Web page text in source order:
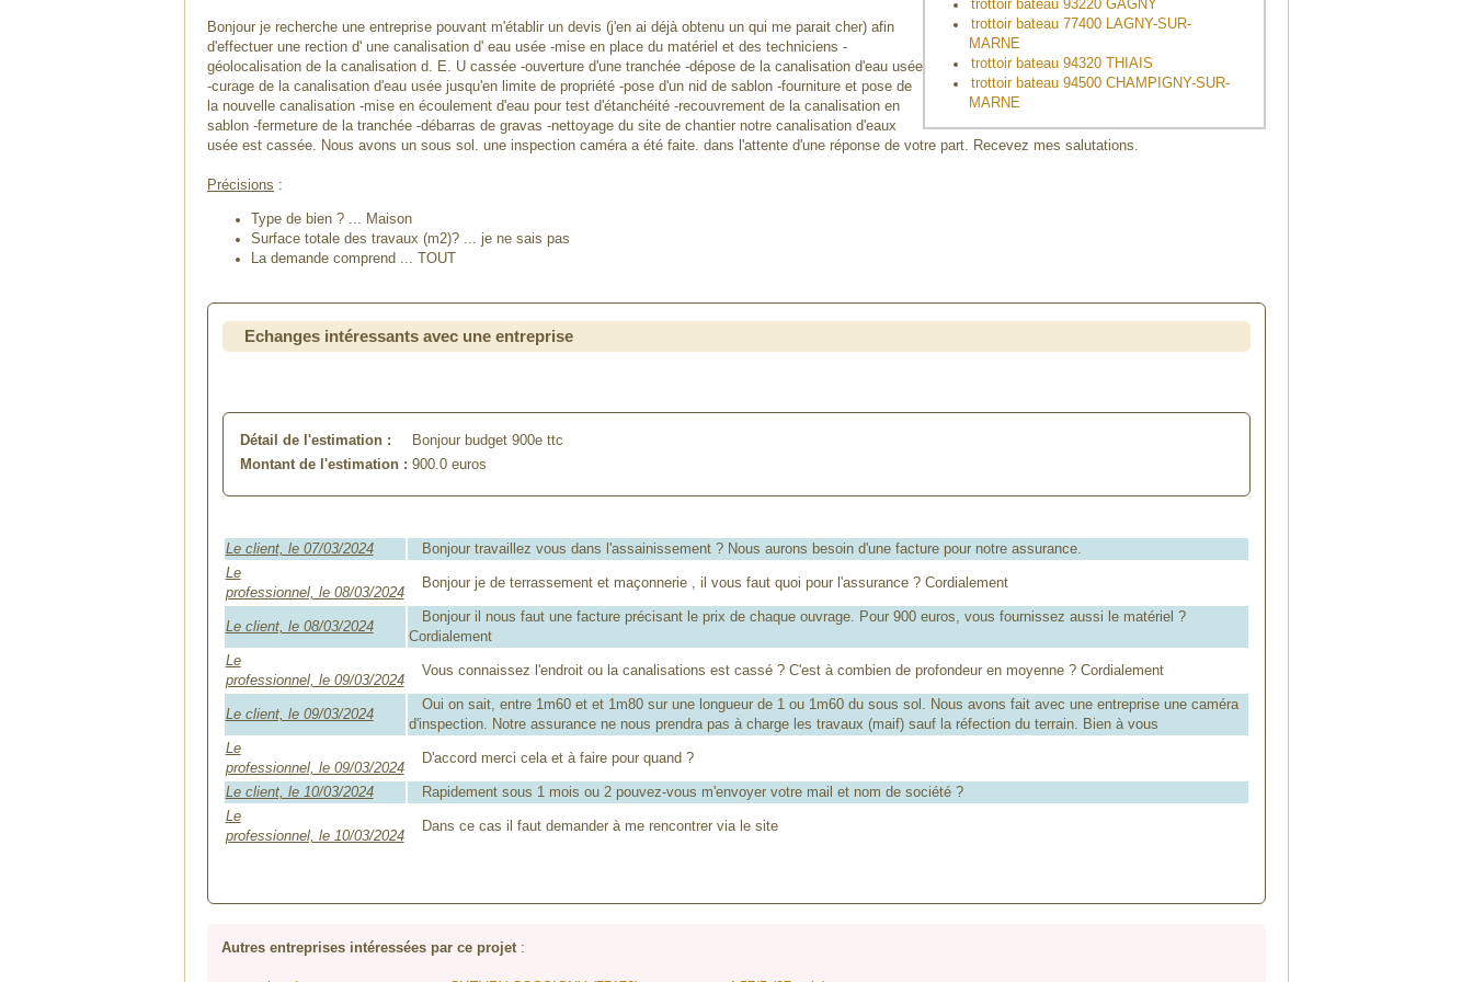
trottoir bateau 93220 GAGNY
trottoir bateau 77400 LAGNY-SUR-
MARNE
trottoir bateau 94320 THIAIS
trottoir bateau 94500 CHAMPIGNY-SUR-
MARNE
Bonjour je recherche une entreprise pouvant m'établir un devis (j'en ai déjà obtenu un qui me parait cher) afin
d'effectuer une rection d' une canalisation d' eau usée -mise en place du matériel et des techniciens -
géolocalisation de la canalisation d. E. U cassée -ouverture d'une tranchée -dépose de la canalisation d'eau usée
-curage de la canalisation d'eau usée jusqu'en limite de propriété -pose d'un nid de sablon -fourniture et pose de
la nouvelle canalisation -mise en écoulement d'eau pour test d'étanchéité -recouvrement de la canalisation en
sablon -fermeture de la tranchée -débarras de gravas -nettoyage du site de chantier notre canalisation d'eaux
usée est cassée. Nous avons un sous sol. une inspection caméra a été faite. dans l'attente d'une réponse de votre part. Recevez mes salutations.
Précisions :
Type de bien ? ... Maison
Surface totale des travaux (m2)? ... je ne sais pas
La demande comprend ... TOUT
Echanges intéressants avec une entreprise
Détail de l'estimation :
Bonjour budget 900e ttc
Montant de l'estimation : 900.0 euros
Le client, le 07/03/2024
Bonjour travaillez vous dans l'assainissement ? Nous aurons besoin d'une facture pour notre assurance.
Le
professionnel, le 08/03/2024
Bonjour je de terrassement et maçonnerie , il vous faut quoi pour l'assurance ? Cordialement
Le client, le 08/03/2024
Bonjour il nous faut une facture précisant le prix de chaque ouvrage. Pour 900 euros, vous fournissez aussi le matériel ?
Cordialement
Le
professionnel, le 09/03/2024
Vous connaissez l'endroit ou la canalisations est cassé ? C'est à combien de profondeur en moyenne ? Cordialement
Le client, le 09/03/2024
Oui on sait, entre 1m60 et et 1m80 sur une longueur de 1 ou 1m60 du sous sol. Nous avons fait avec une entreprise une caméra
d'inspection. Notre assurance ne nous prendra pas à charge les travaux (maif) sauf la réfection du terrain. Bien à vous
Le
professionnel, le 09/03/2024
D'accord merci cela et à faire pour quand ?
Le client, le 10/03/2024
Rapidement sous 1 mois ou 2 pouvez-vous m'envoyer votre mail et nom de société ?
Le
professionnel, le 10/03/2024
Dans ce cas il faut demander à me rencontrer via le site
Autres entreprises intéressées par ce projet: